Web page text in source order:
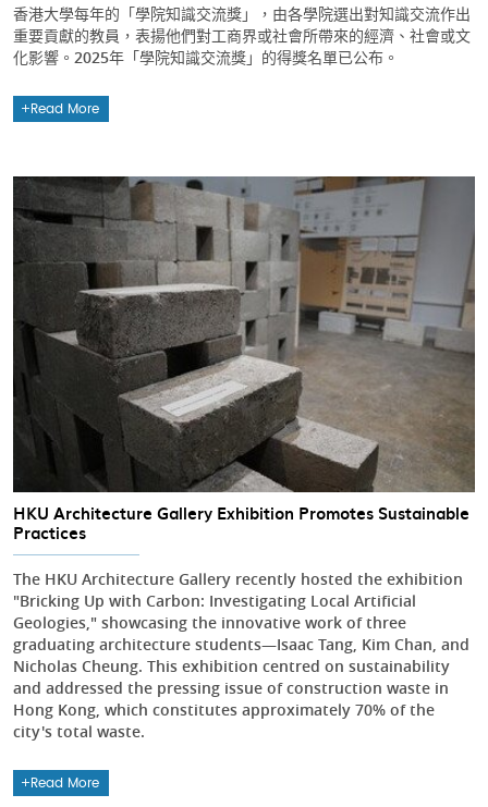
香港大學每年的「學院知識交流獎」，由各學院選出對知識交流作出
重要貢獻的教員，表揚他們對工商界或社會所帶來的經濟、社會或文
化影響。2025年「學院知識交流獎」的得獎名單已公布。
Read More
HKU Architecture Gallery Exhibition Promotes Sustainable
Practices
The HKU Architecture Gallery recently hosted the exhibition
"Bricking Up with Carbon: Investigating Local Artificial
Geologies," showcasing the innovative work of three
graduating architecture students—Isaac Tang, Kim Chan, and
Nicholas Cheung. This exhibition centred on sustainability
and addressed the pressing issue of construction waste in
Hong Kong, which constitutes approximately 70% of the
city's total waste.
Read More